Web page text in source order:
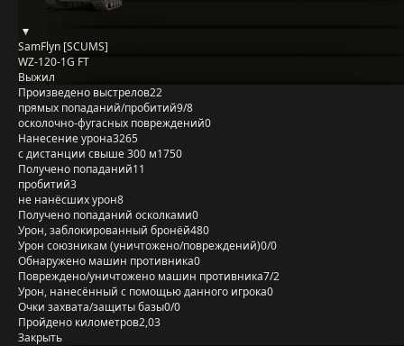
SamFlyn [SCUMS]
WZ-120-1G FT
Выжил
Произведено выстрелов22
прямых попаданий/пробитий9/8
осколочно-фугасных повреждений0
Нанесение урона3265
с дистанции свыше 300 м1750
Получено попаданий11
пробитий3
не нанёсших урон8
Получено попаданий осколками0
Урон, заблокированный бронёй480
Урон союзникам (уничтожено/повреждений)0/0
Обнаружено машин противника0
Повреждено/уничтожено машин противника7/2
Урон, нанесённый с помощью данного игрока0
Очки захвата/защиты базы0/0
Пройдено километров2,03
Закрыть